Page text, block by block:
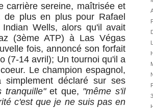
carrière sereine, maîtrisée et
plus en plus pour Rafael
Indian Wells, alors qu'il avait
(3ème ATP) à Las Végas
fois, annoncé son forfait
(7-14 avril); Un tournoi qu'il a
Le champion espagnol,
déclaré sur ses
tranquille"et que, "même s'il
c'est que je ne suis pas en